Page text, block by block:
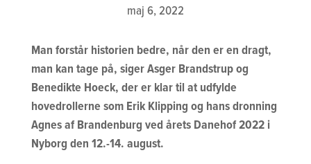
maj 6, 2022
Man forstår historien bedre, når den er en dragt,
man kan tage på, siger Asger Brandstrup og
Benedikte Hoeck, der er klar til at udfylde
hovedrollerne som Erik Klipping og hans dronning
Agnes af Brandenburg ved årets Danehof 2022 i
Nyborg den 12.-14. august.